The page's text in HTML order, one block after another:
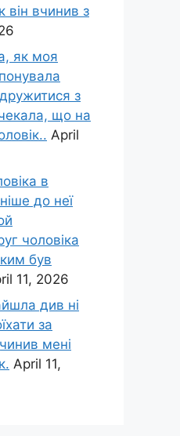
він вчинив з
як моя
з
що на
April
в
до неї
чоловіка
був
11, 2026
див ні
за
мені
April 11,